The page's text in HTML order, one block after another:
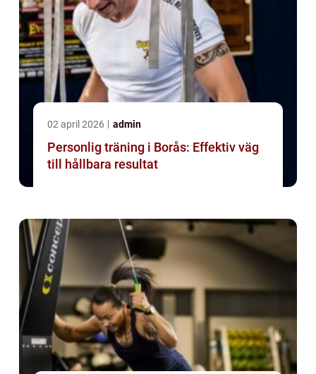
02 april 2026 admin
Personlig träning i Borås: Effektiv väg
till hållbara resultat